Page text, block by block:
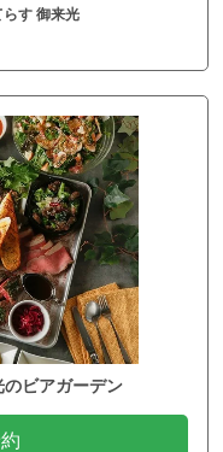
す 御来光
ビアガーデン